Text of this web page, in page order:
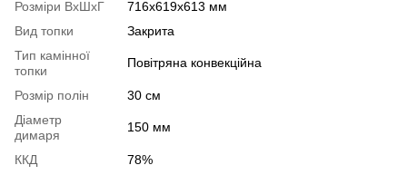
Розміри ВхШхГ
716х619х613 мм
Вид топки
Закрита
Тип камінної
топки
Повітряна конвекційна
Розмір полін
30 см
Діаметр
димаря
150 мм
ККД
78%